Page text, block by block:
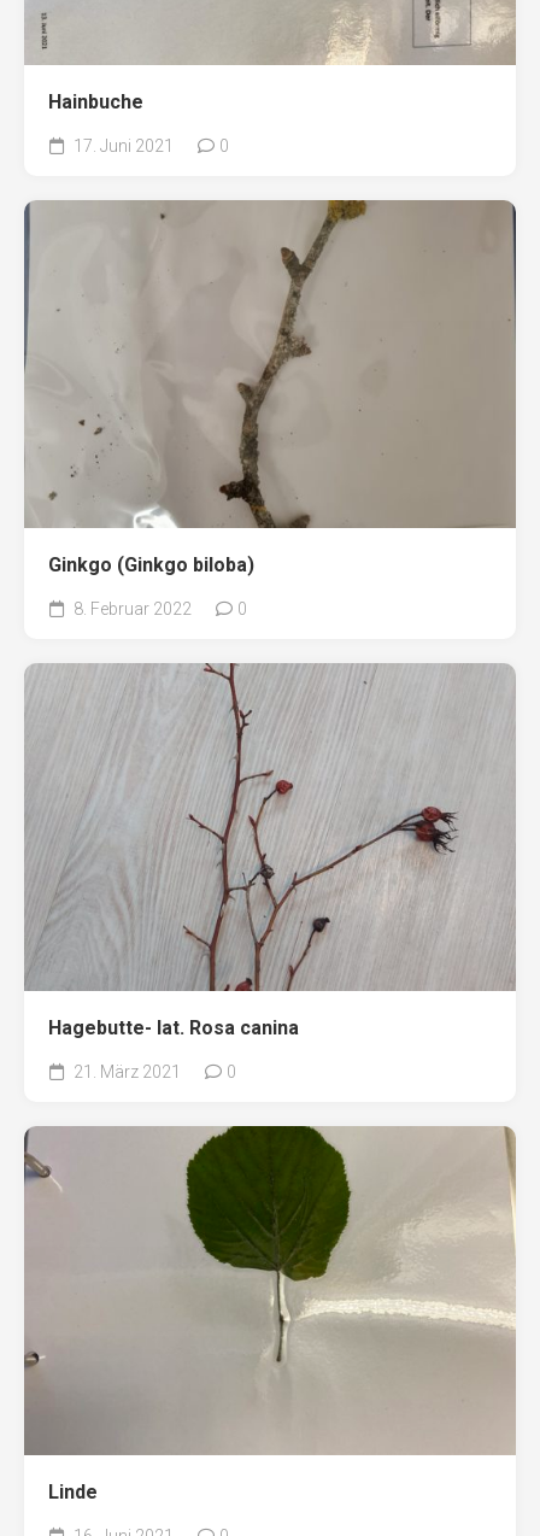
Hainbuche
17. Juni 2021 0
Ginkgo (Ginkgo biloba)
8. Februar 2022 0
Hagebutte- lat. Rosa canina
21. März 2021 0
Linde